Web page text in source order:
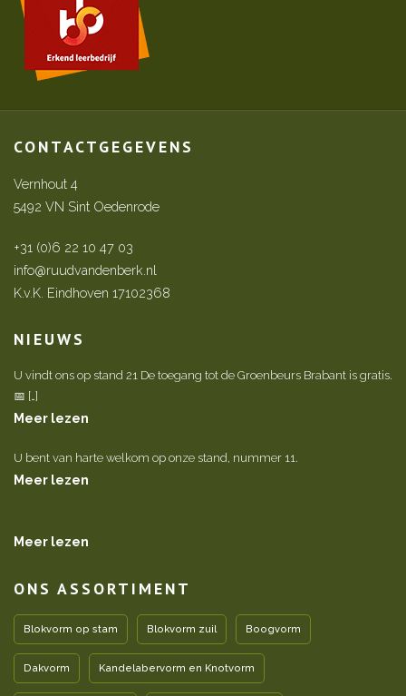
CONTACTGEGEVENS
Vernhout 4
5492 VN Sint Oedenrode
+31 (0)6 22 10 47 03
info@ruudvandenberk.nl
K.v.K. Eindhoven 17102368
NIEUWS
U vindt ons op stand 21 De toegang tot de Groenbeurs Brabant is gratis.
📅 […]
Meer lezen
U bent van harte welkom op onze stand, nummer 11.
Meer lezen
Meer lezen
ONS ASSORTIMENT
Blokvorm op stam Blokvorm zuil Boogvorm
Dakvorm Kandelabervorm en Knotvorm